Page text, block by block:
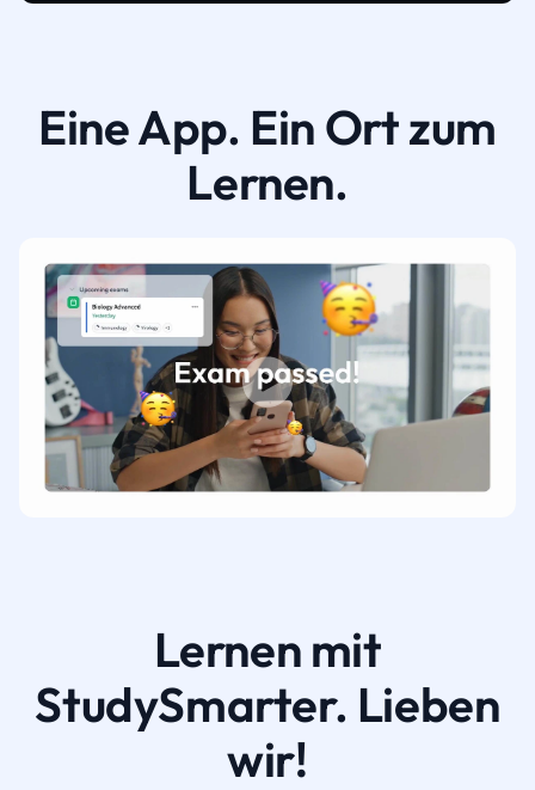
Eine App. Ein Ort zum
Lernen.
Lernen mit
StudySmarter. Lieben
wir!